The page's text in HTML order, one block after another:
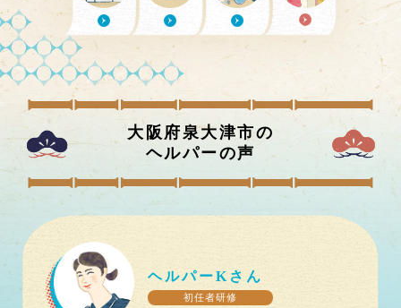
大阪府泉大津市の
ヘルパーの声
ヘルパーK さん
初任者研修